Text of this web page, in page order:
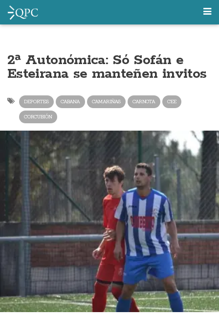
2ª Autonómica: Só Sofán e
Esteirana se manteñen invitos
DEPORTES CABANA CAMARIÑAS CARNOTA CEE
CORCUBIÓN